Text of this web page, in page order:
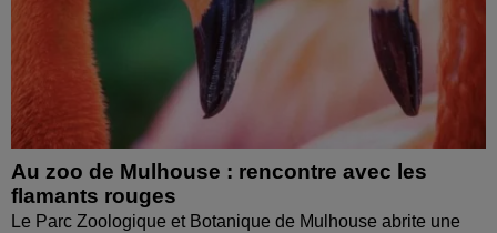
Au zoo de Mulhouse : rencontre avec les
flamants rouges
Le Parc Zoologique et Botanique de Mulhouse abrite une